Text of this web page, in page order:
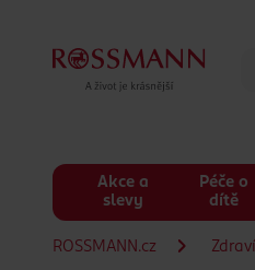
Akce a
slevy
Péče o
dítě
ROSSMANN.cz Zdraví